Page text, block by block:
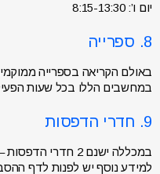
יום ו’: 8:15-13:30
8. ספרייה
במחשבים הללו בכל שעות
9. חדרי הדפסות
למידע נוסף יש לפנות לדף